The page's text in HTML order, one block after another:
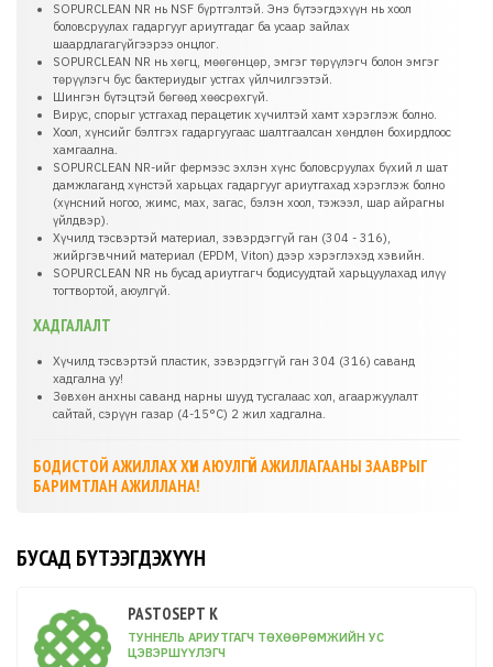
SOPURCLEAN NR нь NSF бүртгэлтэй. Энэ бүтээгдэхүүн нь хоол
боловсруулах гадаргууг ариутгадаг ба усаар зайлах
шаардлагагүйгээрээ онцлог.
SOPURCLEAN NR нь хөгц, мөөгөнцөр, эмгэг төрүүлэгч болон эмгэг
төрүүлэгч бус бактериудыг устгах үйлчилгээтэй.
Шингэн бүтэцтэй бөгөөд хөөсрөхгүй.
Вирус, спорыг устгахад перацетик хүчилтэй хамт хэрэглэж болно.
Хоол, хүнсийг бэлтгэх гадаргуугаас шалтгаалсан хөндлөн бохирдлоос
хамгаална.
SOPURCLEAN NR-ийг фермээс эхлэн хүнс боловсруулах бүхий л шат
дамжлаганд хүнстэй харьцах гадаргууг ариутгахад хэрэглэж болно
(хүнсний ногоо, жимс, мах, загас, бэлэн хоол, тэжээл, шар айрагны
үйлдвэр).
Хүчилд тэсвэртэй материал, зэвэрдэггүй ган (304 - 316),
жийргэвчний материал (EPDM, Viton) дээр хэрэглэхэд хэвийн.
SOPURCLEAN NR нь бусад ариутгагч бодисуудтай харьцуулахад илүү
тогтвортой, аюулгүй.
ХАДГАЛАЛТ
Хүчилд тэсвэртэй пластик, зэвэрдэггүй ган 304 (316) саванд
хадгална уу!
Зөвхөн анхны саванд нарны шууд тусгалаас хол, агааржуулалт
сайтай, сэрүүн газар (4-15°C) 2 жил хадгална.
БОДИСТОЙ АЖИЛЛАХ ХҮН АЮУЛГҮЙ АЖИЛЛАГААНЫ ЗААВРЫГ
БАРИМТЛАН АЖИЛЛАНА!
БУСАД БҮТЭЭГДЭХҮҮН
PASTOSEPT K
ТУННЕЛЬ АРИУТГАГЧ ТӨХӨӨРӨМЖИЙН УС
ЦЭВЭРШҮҮЛЭГЧ